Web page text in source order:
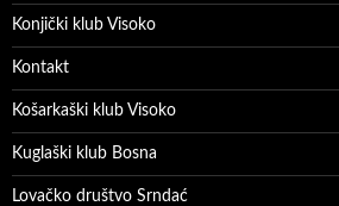
Konjički klub Visoko
Kontakt
Košarkaški klub Visoko
Kuglaški klub Bosna
Lovačko društvo Srndać